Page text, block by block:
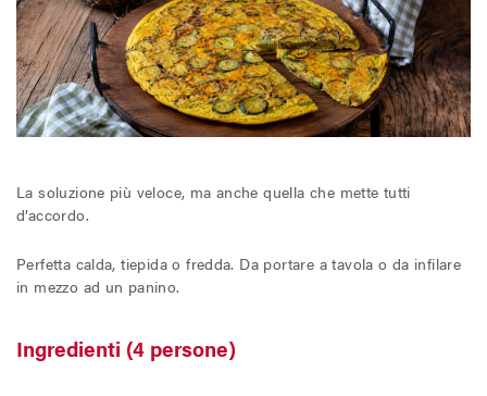
La soluzione più veloce, ma anche quella che mette tutti
d’accordo.
Perfetta calda, tiepida o fredda. Da portare a tavola o da infilare
in mezzo ad un panino.
Ingredienti (4 persone)